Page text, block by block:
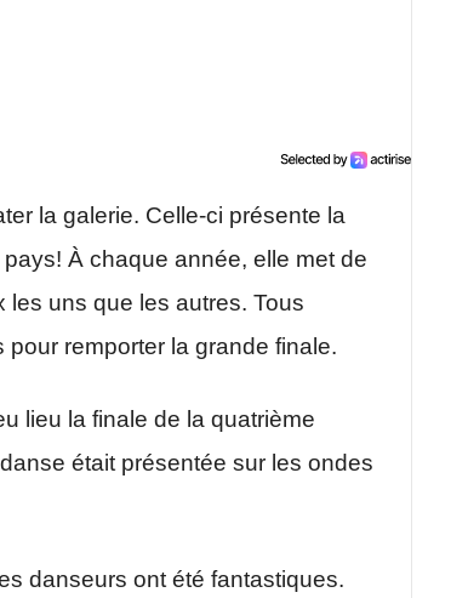
la galerie. Celle-ci présente la
À chaque année, elle met de
les uns que les autres. Tous
pour remporter la grande finale.
lieu la finale de la quatrième
était présentée sur les ondes
danseurs ont été fantastiques.